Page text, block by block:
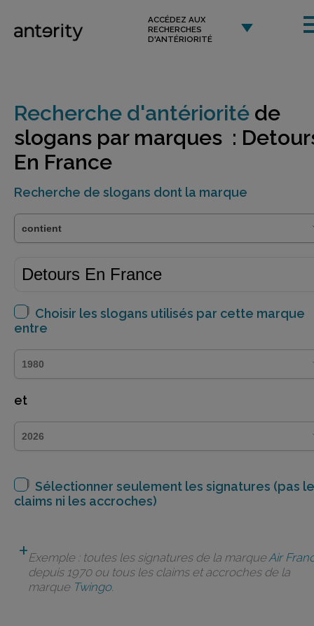
ACCÉDEZ AUX
RECHERCHES
D'ANTÉRIORITÉ
Recherche d'antériorité de
slogans par marques :
En France
Recherche de slogans dont la marque
Choisir les slogans utilisés par cette marque
entre
et
Sélectionner seulement les signatures (pas
claims ni les accroches)
Exemple : toutes les signatures de la marqueAir
depuis 1970 ou tous les claims et accroches de la
marque Twingo.